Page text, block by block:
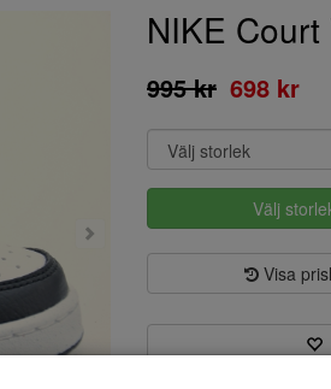
NIKE
995 kr 698 kr
Välj
Visa